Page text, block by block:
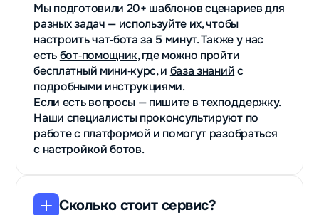
Мы подготовили 20+ шаблонов сценариев для
разных задач — используйте их, чтобы
настроить чат‑бота за 5 минут. Также у нас
естьбот‑помощник, где можно пройти
бесплатный мини‑курс, и база знанийс
подробными инструкциями.
Если есть вопросы —пишите в техподдержку.
Наши специалисты проконсультируют по
работе с платформой и помогут разобраться
с настройкой ботов.
Сколько стоит сервис?